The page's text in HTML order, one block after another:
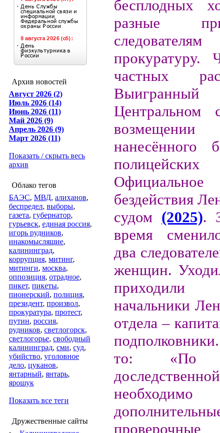
Архив новостей
Август 2026 (2)
Июль 2026 (14)
Июнь 2026 (11)
Май 2026 (9)
Апрель 2026 (9)
Март 2026 (11)
Показать / скрыть весь
архив
Облако тегов
БАЭС, МВД, алиханов,
беспредел, выборы,
газета, губернатор,
гурьевск, единая россия,
игорь рудников,
инакомыслящие,
калининград,
коррупция, митинг,
митинги, москва,
оппозиция, отрадное,
пикет, пикеты,
пионерский, полиция,
президент, произвол,
прокуратура, протест,
путин, россия,
рудников, светлогорск,
светлогорье, свободный
калининград, сми, суд,
убийство, уголовное
дело, цуканов,
янтарный, янтарь,
ярошук
Показать все теги
Дружественные сайты
бесплодных
разные
прокуратуру.
частных
Центральном
нанесённого
Официальное
бездействия
судом (2025).
время
два
женщин.
начальники
отдела –
то: «По
проверочные